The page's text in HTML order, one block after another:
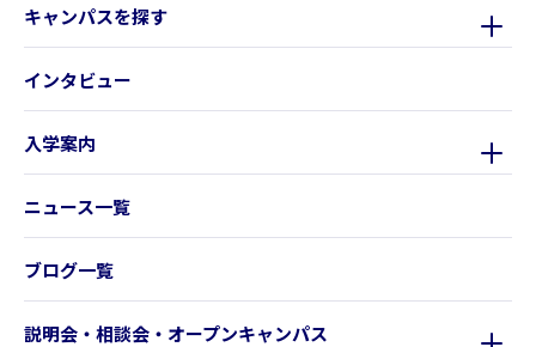
キャンパスを探す
インタビュー
入学案内
ニュース一覧
ブログ一覧
説明会・相談会・オープンキャンパス